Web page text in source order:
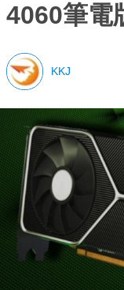
4060筆電
KKJ